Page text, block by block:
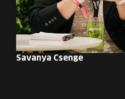
Savanya Csenge